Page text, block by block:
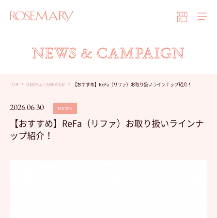
NEWS & CAMPAIGN
TOP NEWS & CAMPAIGN 【おすすめ】ReFa（リファ）お取り扱いラインナップ紹介！
2026.06.30 NEWS
【おすすめ】ReFa（リファ）お取り扱いラインナ
ップ紹介！